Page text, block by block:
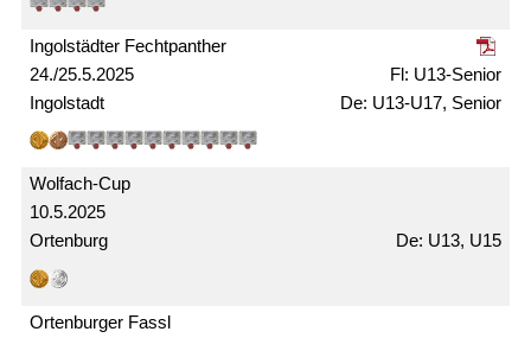
24./25.5.2025
Ingolstädter Fechtpanther
Ingolstadt
U13-Senior
U13-U17, Senior
10.5.2025
Wolfach-Cup
Ortenburg U13, U15
Ortenburger Fassl